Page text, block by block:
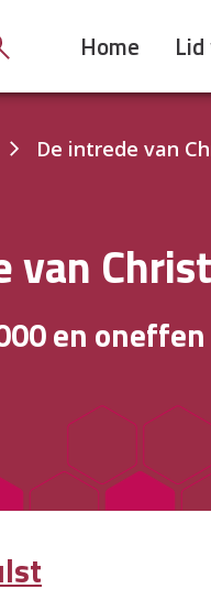
Home
De intrede van
van
en